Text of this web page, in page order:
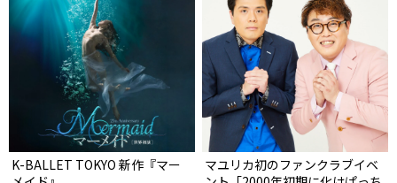
K-BALLET TOKYO 新作『マー
マユリカ初のファンクラブイベ